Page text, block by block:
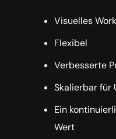
Visuelles
Flexibel
Verbesserte
Skalierbar für
Ein
Wert